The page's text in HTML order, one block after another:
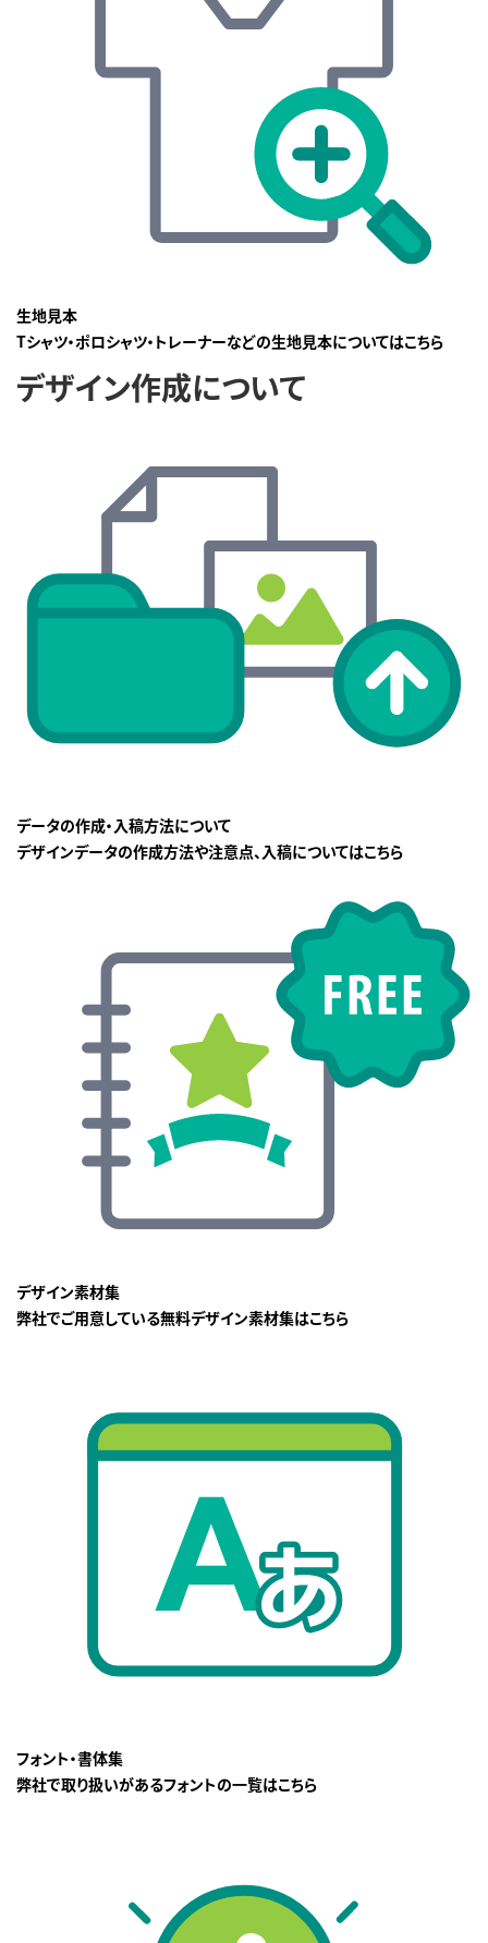
生地見本
Tシャツ・ポロシャツ・トレーナーなどの生地見本についてはこちら
デザイン作成について
データの作成・入稿方法について
デザインデータの作成方法や注意点、入稿についてはこちら
デザイン素材集
弊社でご用意している無料デザイン素材集はこちら
フォント・書体集
弊社で取り扱いがあるフォントの一覧はこちら